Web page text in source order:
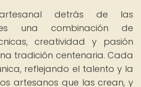
detrás de las
una combinación de
creatividad y pasión
tradición centenaria. Cada
reflejando el talento y la
artesanos que las crean, y